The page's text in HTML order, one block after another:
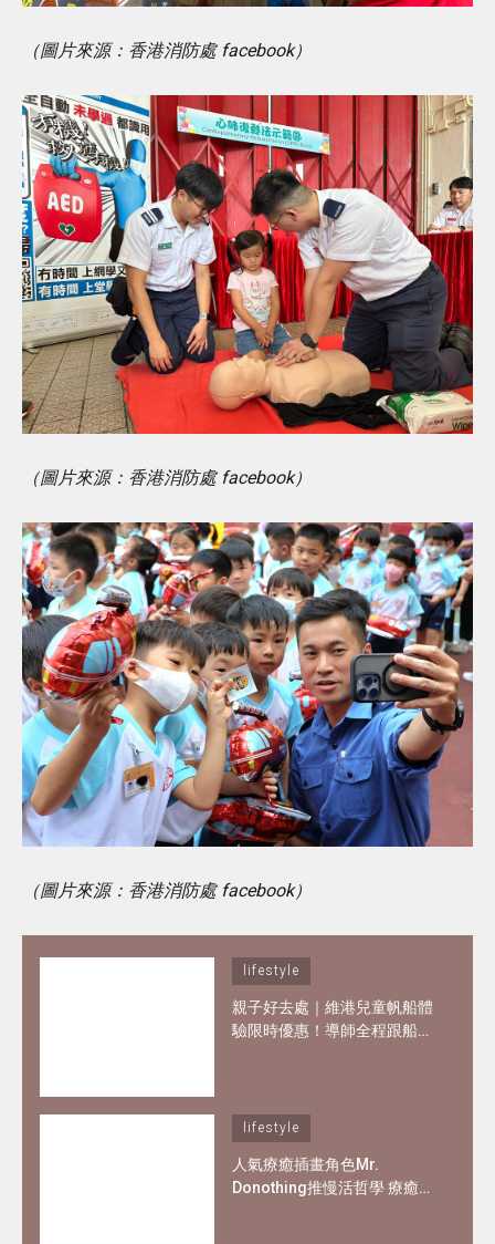
（圖片來源：香港消防處 facebook）
（圖片來源：香港消防處 facebook）
（圖片來源：香港消防處 facebook）
lifestyle
親子好去處｜維港兒童帆船體
驗限時優惠！導師全程跟船、
lifestyle
人氣療癒插畫角色Mr.
Donothing推慢活哲學 療癒在